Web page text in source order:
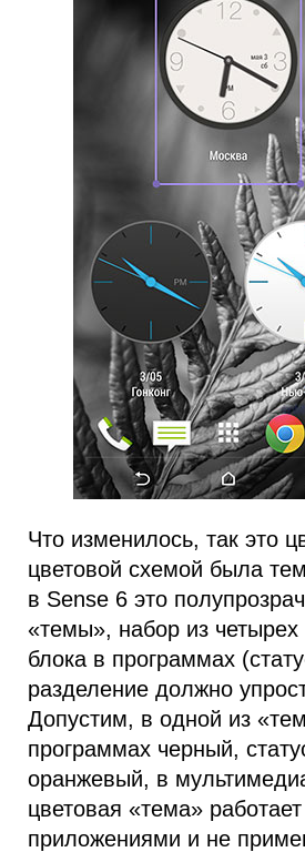
Что изменилось, так это
цветовой схемой была
в Sense 6 это
«темы», набор из
блока в программах
разделение должно
Допустим, в одной из
программах черный,
оранжевый, в
цветовая «тема»
приложениями и не